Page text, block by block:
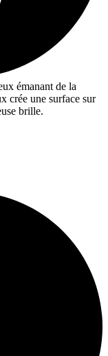
émanant de la
crée une surface sur
brille.